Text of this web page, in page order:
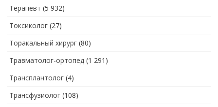
Терапевт (5 932)
Токсиколог (27)
Торакальный хирург (80)
Травматолог-ортопед (1 291)
Трансплантолог (4)
Трансфузиолог (108)